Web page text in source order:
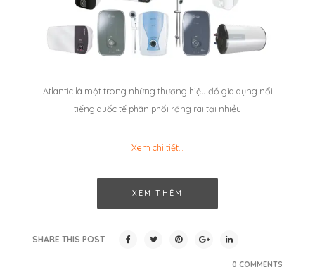
Atlantic là một trong những thương hiệu đồ gia dụng nổi
tiếng quốc tế phân phối rộng rãi tại nhiều
Xem chi tiết…
XEM THÊM
SHARE THIS POST
0 COMMENTS